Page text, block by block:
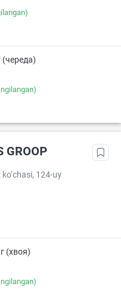
(череда)
GROOP
124-uy
(хвоя)